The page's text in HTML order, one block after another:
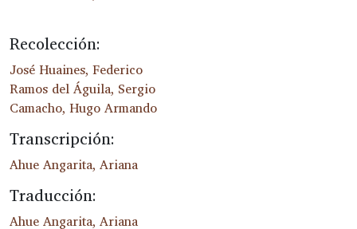
Recolección:
José Huaines, Federico
Ramos del Águila, Sergio
Camacho, Hugo Armando
Transcripción:
Ahue Angarita, Ariana
Traducción:
Ahue Angarita, Ariana